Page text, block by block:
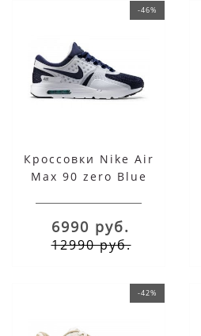
-46%
Кроссовки Nike Air
Max 90 zero Blue
6990 руб.
12990 руб.
-42%